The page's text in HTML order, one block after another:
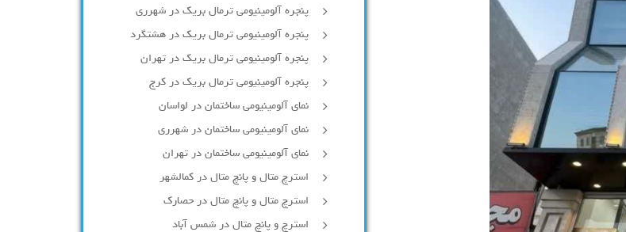
پنجره آلومینیومی ترمال بریک در شهرری
پنجره آلومینیومی ترمال بریک در هشتگرد
پنجره آلومینیومی ترمال بریک در تهران
پنجره آلومینیومی ترمال بریک در کرج
نمای آلومینیومی ساختمان در لواسان
نمای آلومینیومی ساختمان در شهرری
نمای آلومینیومی ساختمان در تهران
استرچ متال و پانچ متال در کمالشهر
استرچ متال و پانچ متال در حصارك
استرچ و پانچ متال در شمس آباد